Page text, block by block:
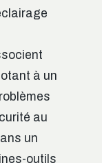
à un
au
un
outils